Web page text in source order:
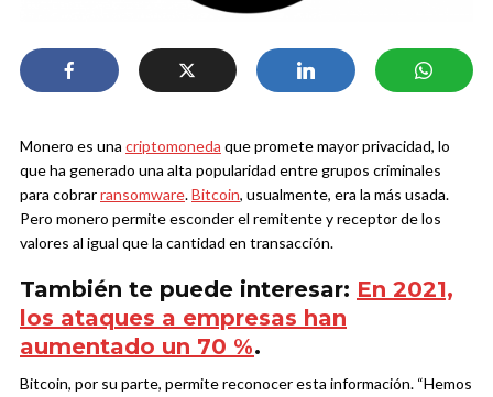
Monero es una criptomoneda que promete mayor privacidad, lo
que ha generado una alta popularidad entre grupos criminales
para cobrarransomware.Bitcoin, usualmente, era la más usada.
Pero monero permite esconder el remitente y receptor de los
valores al igual que la cantidad en transacción.
También te puede interesar: En 2021,
los ataques a empresas han
aumentado un 70 %.
Bitcoin, por su parte, permite reconocer esta información. “Hemos